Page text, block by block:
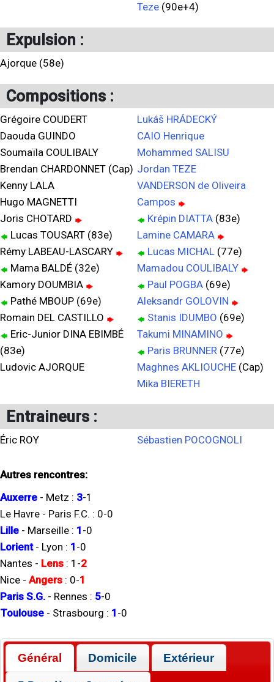
Teze (90e+4)
Expulsion :
Ajorque (58e)
Compositions :
Grégoire COUDERT
Daouda GUINDO
Soumaïla COULIBALY
Brendan CHARDONNET (Cap)
Kenny LALA
Hugo MAGNETTI
Joris CHOTARD
Lucas TOUSART (83e)
Rémy LABEAU-LASCARY
Mama BALDÉ (32e)
Kamory DOUMBIA
Pathé MBOUP (69e)
Romain DEL CASTILLO
Eric-Junior DINA EBIMBÉ
(83e)
Ludovic AJORQUE
Lukáš HRÁDECKÝ
CAIO Henrique
Mohammed SALISU
Jordan TEZE
VANDERSON de Oliveira
Campos
Krépin DIATTA (83e)
Lamine CAMARA
Lucas MICHAL (77e)
Mamadou COULIBALY
Paul POGBA (69e)
Aleksandr GOLOVIN
Stanis IDUMBO (69e)
Takumi MINAMINO
Paris BRUNNER (77e)
Maghnes AKLIOUCHE (Cap)
Mika BIERETH
Entraineurs :
Éric ROY Sébastien POCOGNOLI
Autres rencontres:
Auxerre - Metz : 3-1
Le Havre - Paris F.C. : 0-0
Lille - Marseille : 1 -0
Lorient- Lyon : 1 -0
Nantes - Lens : 1 -2
Nice - Angers : 0-1
Paris S.G. - Rennes : 5-0
Toulouse - Strasbourg : 1 -0
Général Domicile Extérieur